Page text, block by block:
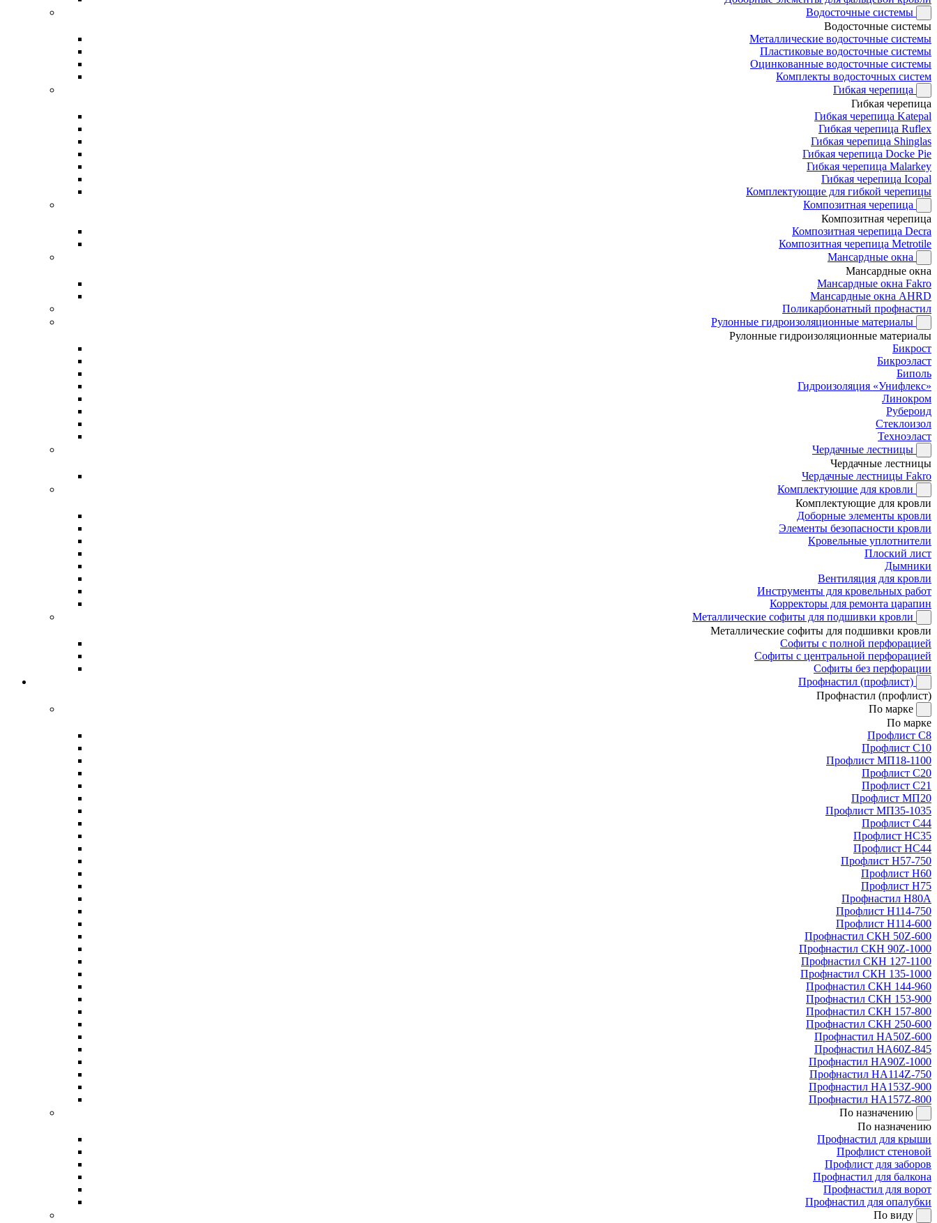
Водосточные системы
Водосточные системы
Металлические водосточные системы
Пластиковые водосточные системы
Оцинкованные водосточные системы
Комплекты водосточных систем
Гибкая черепица
Гибкая черепица
Гибкая черепица Katepal
Гибкая черепица Ruflex
Гибкая черепица Shinglas
Гибкая черепица Docke Pie
Гибкая черепица Malarkey
Гибкая черепица Icopal
Комплектующие для гибкой черепицы
Композитная черепица
Композитная черепица
Композитная черепица Decra
Композитная черепица Metrotile
Мансардные окна
Мансардные окна
Мансардные окна Fakro
Мансардные окна AHRD
Поликарбонатный профнастил
Рулонные гидроизоляционные материалы
Рулонные гидроизоляционные материалы
Бикрост
Бикроэласт
Биполь
Гидроизоляция «Унифлекс»
Линокром
Рубероид
Стеклоизол
Техноэласт
Чердачные лестницы
Чердачные лестницы
Чердачные лестницы Fakro
Комплектующие для кровли
Комплектующие для кровли
Доборные элементы кровли
Элементы безопасности кровли
Кровельные уплотнители
Плоский лист
Дымники
Вентиляция для кровли
Инструменты для кровельных работ
Корректоры для ремонта царапин
Металлические софиты для подшивки кровли
Металлические софиты для подшивки кровли
Софиты с полной перфорацией
Софиты с центральной перфорацией
Софиты без перфорации
Профнастил (профлист)
Профнастил (профлист)
По марке
По марке
Профлист С8
Профлист С10
Профлист МП18-1100
Профлист С20
Профлист С21
Профлист МП20
Профлист МП35-1035
Профлист С44
Профлист НС35
Профлист НС44
Профлист Н57-750
Профлист Н60
Профлист Н75
Профнастил Н80А
Профлист Н114-750
Профлист Н114-600
Профнастил СКН 50Z-600
Профнастил СКН 90Z-1000
Профнастил СКН 127-1100
Профнастил СКН 135-1000
Профнастил СКН 144-960
Профнастил СКН 153-900
Профнастил СКН 157-800
Профнастил СКН 250-600
Профнастил НА50Z-600
Профнастил НА60Z-845
Профнастил НА90Z-1000
Профнастил НА114Z-750
Профнастил НА153Z-900
Профнастил НА157Z-800
По назначению
По назначению
Профнастил для крыши
Профлист стеновой
Профлист для заборов
Профнастил для балкона
Профнастил для ворот
Профнастил для опалубки
По виду